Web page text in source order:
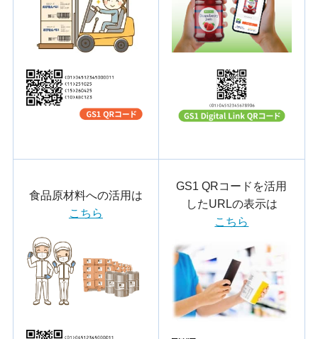
食品原材料への活用は
こちら
GS1 QRコードを活用
したURLの表示は
こちら